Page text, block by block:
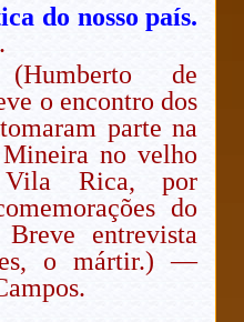
do nosso país.
de
o encontro dos
parte na
no velho
Vila Rica, por
do
entrevista
o mártir.) —